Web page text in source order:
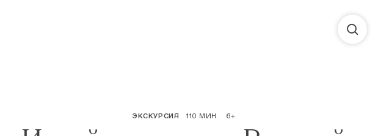
ЭКСКУРСИЯ 110 МИН. 6+